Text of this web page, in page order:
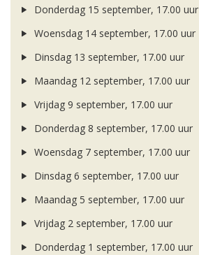
Donderdag 15 september, 17.00 uur
Woensdag 14 september, 17.00 uur
Dinsdag 13 september, 17.00 uur
Maandag 12 september, 17.00 uur
Vrijdag 9 september, 17.00 uur
Donderdag 8 september, 17.00 uur
Woensdag 7 september, 17.00 uur
Dinsdag 6 september, 17.00 uur
Maandag 5 september, 17.00 uur
Vrijdag 2 september, 17.00 uur
Donderdag 1 september, 17.00 uur